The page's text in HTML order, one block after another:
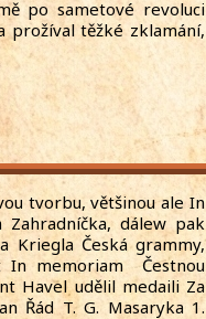
po sametové revoluci
prožíval těžké zklamání,
nepřežil.
tvorbu, většinou ale In
dálew pak
Kriegla Česká grammy,
In memoriam Čestnou
Havel udělil medaili Za
Řád T. G. Masaryka 1.